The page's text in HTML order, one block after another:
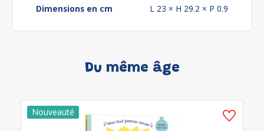
Dimensions en cm
L 23 × H 29.2 × P 0.9
Du même âge